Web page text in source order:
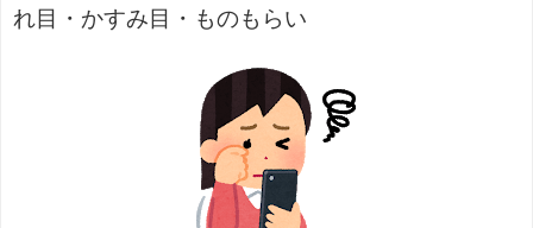
れ目・かすみ目・ものもらい